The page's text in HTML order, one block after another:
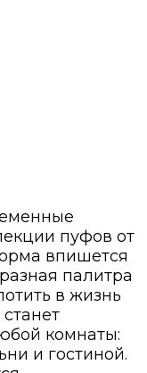
пуфов от
впишется
палитра
в жизнь
комнаты:
и гостиной.